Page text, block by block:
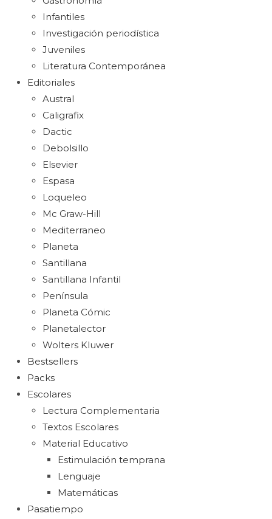
Infantiles
Investigación periodística
Juveniles
Literatura Contemporánea
Editoriales
Austral
Caligrafix
Dactic
Debolsillo
Elsevier
Espasa
Loqueleo
Mc Graw-Hill
Mediterraneo
Planeta
Santillana
Santillana Infantil
Península
Planeta Cómic
Planetalector
Wolters Kluwer
Bestsellers
Packs
Escolares
Lectura Complementaria
Textos Escolares
Material Educativo
Estimulación temprana
Lenguaje
Matemáticas
Pasatiempo